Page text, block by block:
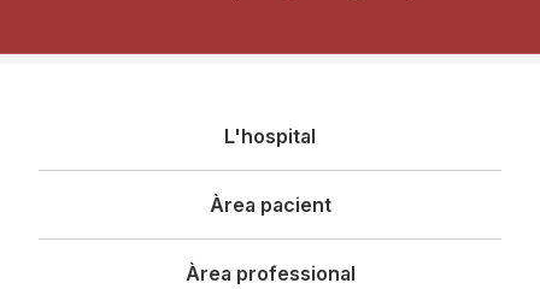
principal
L'hospital
Àrea pacient
Àrea professional